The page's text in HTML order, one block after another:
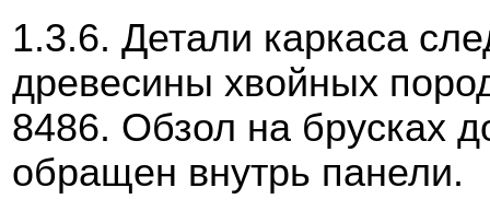
1.3.6. Детали каркаса
древесины хвойных
8486. Обзол на брусках
обращен внутрь панели.